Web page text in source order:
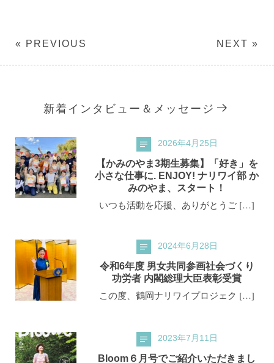
« PREVIOUS NEXT »
新着インタビュー＆メッセージ
2026年4月25日
【かみのやま3期生募集】「好き」を
小さな仕事に. ENJOY! ナリワイ部 か
みのやま、スタート！
いつも活動を応援、ありがとうご […]
2024年6月28日
令和6年度 男女共同参画社会づくり
功労者 内閣総理大臣表彰受賞
この度、鶴岡ナリワイプロジェク […]
2023年7月11日
Bloom６月号でご紹介いただきまし